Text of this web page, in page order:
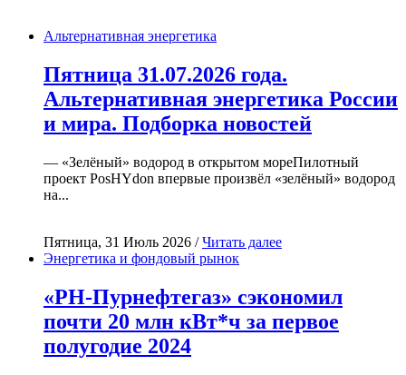
Альтернативная энергетика
Пятница 31.07.2026 года.
Альтернативная энергетика России
и мира. Подборка новостей
— «Зелёный» водород в открытом мореПилотный
проект PosHYdon впервые произвёл «зелёный» водород
на...
Пятница, 31 Июль 2026 /Читать далее
Энергетика и фондовый рынок
«РН-Пурнефтегаз» сэкономил
почти 20 млн кВт*ч за первое
полугодие 2024